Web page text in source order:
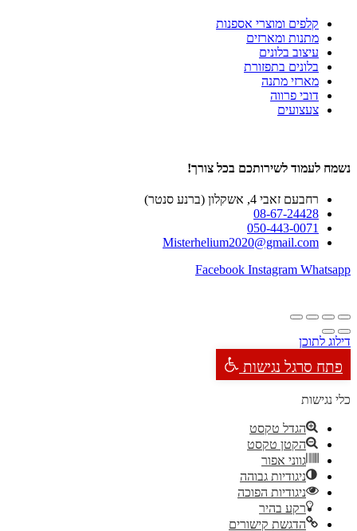
קלפים ומוצרי אספנות
מתנות ומארזים
עיצוב בלונים
בלונים בתפזורת
מארזי מתנה
דובי פרווה
צעצועים
נשמח לעמוד לשירותכם בכל צורך!
רחבעם זאבי 4, אשקלון (ברנע סנטר)
08-67-24428
050-443-0071
Misterhelium2020@gmail.com
Facebook Instagram Whatsapp
דילוג לתוכן
פתח סרגל נגישות
כלי נגישות
הגדל טקסט
הקטן טקסט
גווני אפור
ניגודיות גבוהה
ניגודיות הפוכה
רקע בהיר
הדגשת קישורים